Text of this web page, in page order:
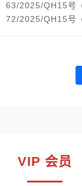
63/2025/QH15号
72/2025/QH15号
VIP 会员